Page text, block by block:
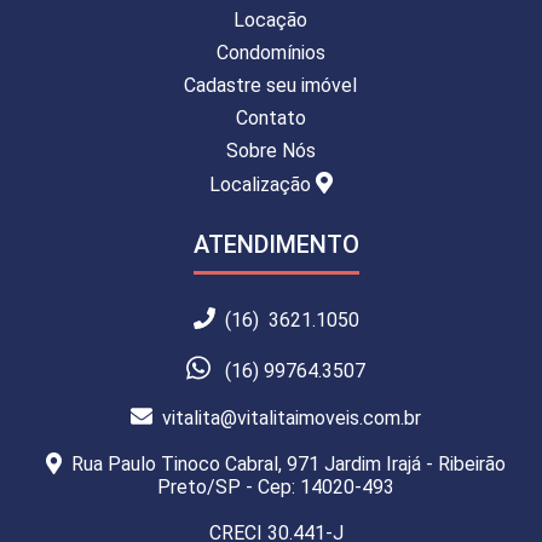
Locação
Condomínios
Cadastre seu imóvel
Contato
Sobre Nós
Localização
ATENDIMENTO
(16) 3621.1050
(16) 99764.3507
vitalita@vitalitaimoveis.com.br
Rua Paulo Tinoco Cabral, 971 Jardim Irajá - Ribeirão
Preto/SP - Cep: 14020-493
CRECI 30.441-J